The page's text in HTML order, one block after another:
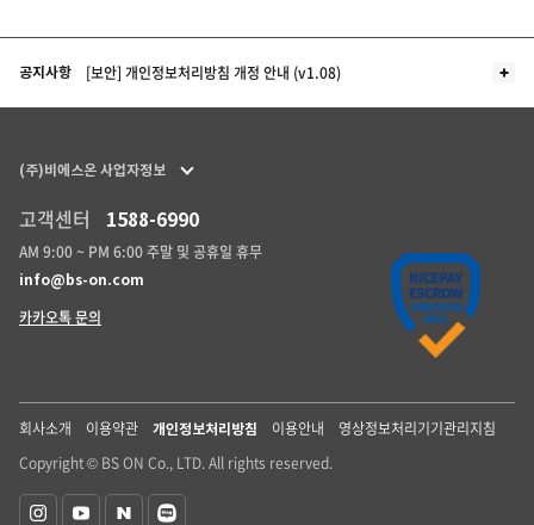
공지사항 [보안] 개인정보처리방침 개정 안내 (v1.08)
(주)비에스온 사업자정보
고객센터 1588-6990
AM 9:00 ~ PM 6:00 주말 및 공휴일 휴무
info@bs-on.com
카카오톡 문의
회사소개 이용약관 개인정보처리방침 이용안내
영상정보처리기기관리지침
Copyright © BS ON Co., LTD. All rights reserved.